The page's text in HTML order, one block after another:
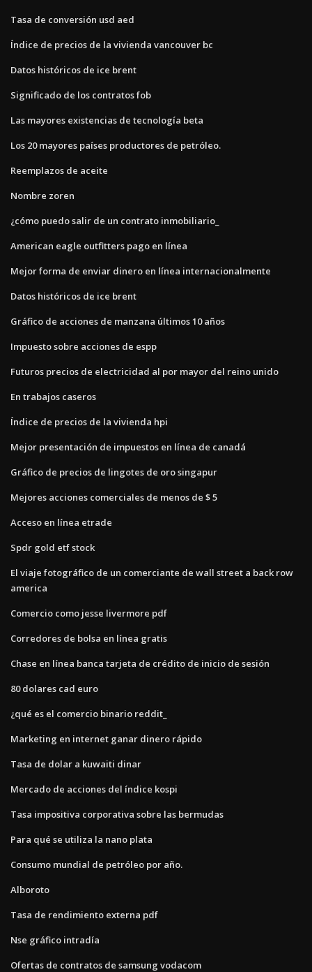
Tasa de conversión usd aed
Índice de precios de la vivienda vancouver bc
Datos históricos de ice brent
Significado de los contratos fob
Las mayores existencias de tecnología beta
Los 20 mayores países productores de petróleo.
Reemplazos de aceite
Nombre zoren
¿cómo puedo salir de un contrato inmobiliario_
American eagle outfitters pago en línea
Mejor forma de enviar dinero en línea internacionalmente
Datos históricos de ice brent
Gráfico de acciones de manzana últimos 10 años
Impuesto sobre acciones de espp
Futuros precios de electricidad al por mayor del reino unido
En trabajos caseros
Índice de precios de la vivienda hpi
Mejor presentación de impuestos en línea de canadá
Gráfico de precios de lingotes de oro singapur
Mejores acciones comerciales de menos de $ 5
Acceso en línea etrade
Spdr gold etf stock
El viaje fotográfico de un comerciante de wall street a back row
america
Comercio como jesse livermore pdf
Corredores de bolsa en línea gratis
Chase en línea banca tarjeta de crédito de inicio de sesión
80 dolares cad euro
¿qué es el comercio binario reddit_
Marketing en internet ganar dinero rápido
Tasa de dolar a kuwaiti dinar
Mercado de acciones del índice kospi
Tasa impositiva corporativa sobre las bermudas
Para qué se utiliza la nano plata
Consumo mundial de petróleo por año.
Alboroto
Tasa de rendimiento externa pdf
Nse gráfico intradía
Ofertas de contratos de samsung vodacom